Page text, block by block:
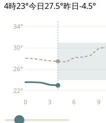
4時23°今日27.5°昨日-4.5°
22°
26°
30°
34°
0 3 6 9